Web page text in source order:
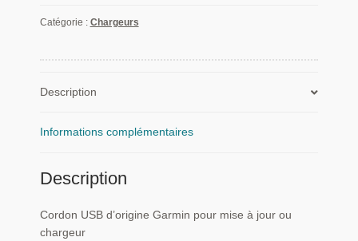
d'origine
à
ou
Catégorie : Chargeurs
Description
Informations complémentaires
Description
Cordon USB d’origine Garmin pour mise à jour ou
chargeur